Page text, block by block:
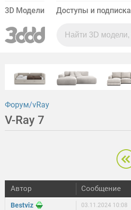
3D Модели Доступы и подписка
Форум vRay
V-Ray 7
Автор Сообщение
Bestviz 03.11.2024 10:08